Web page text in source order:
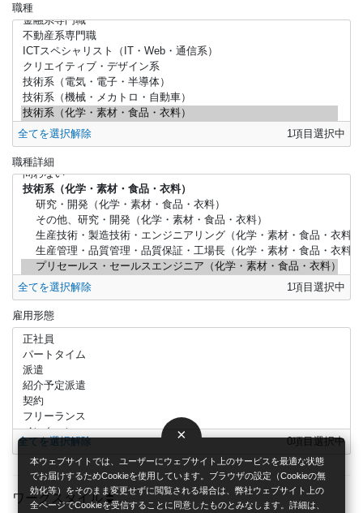
×
本ウェブサイトでは、ユーザーにウェブサイト上のサービスを最適な状態
でお届けするためCookieを使用しています。ブラウザの設定（Cookieの無
効化等）をそのまま変更せずに閲覧される場合は、弊社ウェブサイト上の
全ページでCookieを受信することに同意したものとみなします。詳細は、
職種
全てを選択解除 1項目選択中
職種詳細
全てを選択解除 1項目選択中
雇用形態
全てを選択解除 0項目選択中
ワークスタイル